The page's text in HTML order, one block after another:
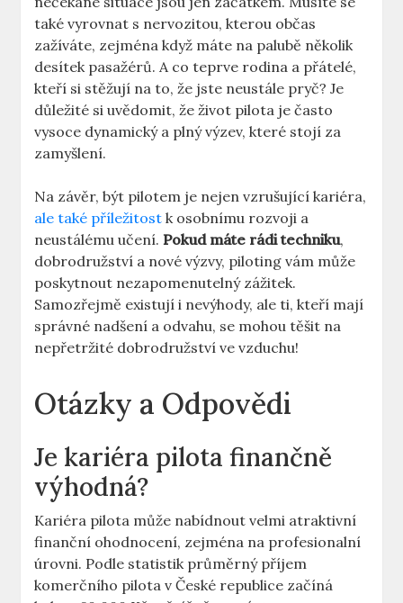
také vyrovnat s nervozitou, kterou občas
zažíváte,⁣ zejména když máte na palubě několik
desítek⁢ pasažérů. A co ‌teprve ​rodina a přátelé,
kteří si ‌stěžují na to,‌ že ‍jste neustále pryč? Je
důležité si uvědomit, že ‍život pilota je často
vysoce⁣ dynamický a plný výzev,⁣ které stojí za
zamyšlení.
Na závěr, být ⁢pilotem je nejen vzrušující ⁤kariéra,
ale také příležitost k osobnímu rozvoji​ a
neustálému učení.Pokud ‍máte rádi techniku,
dobrodružství a nové ⁣výzvy, piloting vám může
poskytnout nezapomenutelný‌ zážitek.
‌Samozřejmě existují i nevýhody, ale ti, kteří mají
správné nadšení‌ a odvahu,‍ se⁤ mohou těšit na
‌nepřetržité⁤ dobrodružství ve vzduchu!
Otázky a ‌Odpovědi
Je kariéra pilota finančně‍
výhodná?
Kariéra pilota může nabídnout velmi atraktivní
⁣finanční ohodnocení, zejména na profesionalní
⁤úrovni. Podle⁣ statistik průměrný příjem⁢
komerčního pilota ⁤v ⁢České republice⁤ začíná